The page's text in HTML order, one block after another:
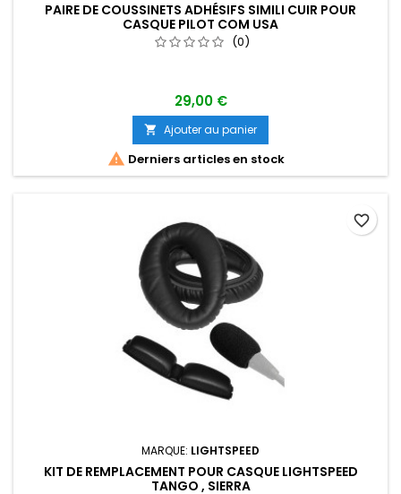
PAIRE DE COUSSINETS ADHÉSIFS SIMILI CUIR POUR
CASQUE PILOT COM USA
(0)
29,00 €
 Ajouter au panier
 Derniers articles en stock
MARQUE: LIGHTSPEED
KIT DE REMPLACEMENT POUR CASQUE LIGHTSPEED
TANGO , SIERRA
favorite_border